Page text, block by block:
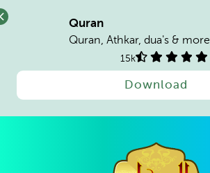
Quran
Quran, Athkar, dua's & more
15k
Download